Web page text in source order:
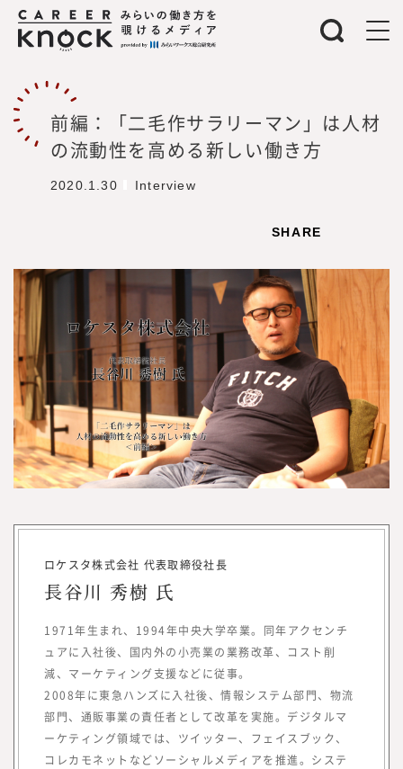
所長メッセージ
前編：「二毛作サラリーマン」は人材
の流動性を高める新しい働き方
2020.1.30 Interview
SHARE
ロケスタ株式会社 代表取締役社長
長谷川 秀樹 氏
1971年生まれ、1994年中央大学卒業。同年アクセンチ
ュアに入社後、国内外の小売業の業務改革、コスト削
減、マーケティング支援などに従事。
2008年に東急ハンズに入社後、情報システム部門、物流
部門、通販事業の責任者として改革を実施。デジタルマ
ーケティング領域では、ツイッター、フェイスブック、
コレカモネットなどソーシャルメディアを推進。システ